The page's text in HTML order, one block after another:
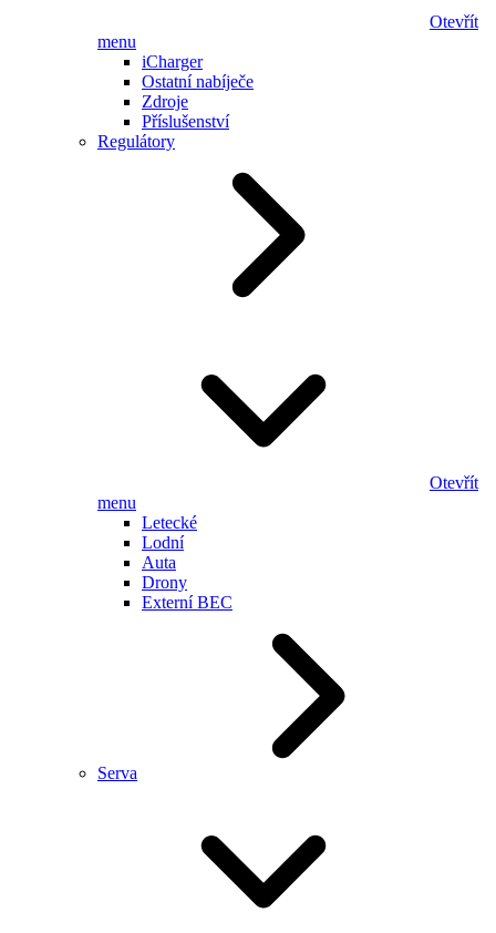
Otevřít
menu
iCharger
Ostatní nabíječe
Zdroje
Příslušenství
Regulátory
Otevřít
menu
Letecké
Lodní
Auta
Drony
Externí BEC
Serva